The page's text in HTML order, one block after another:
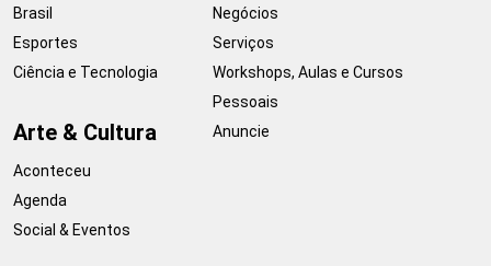
Brasil
Esportes
Ciência e Tecnologia
Arte & Cultura
Aconteceu
Agenda
Social & Eventos
Negócios
Serviços
Workshops, Aulas e Cursos
Pessoais
Anuncie